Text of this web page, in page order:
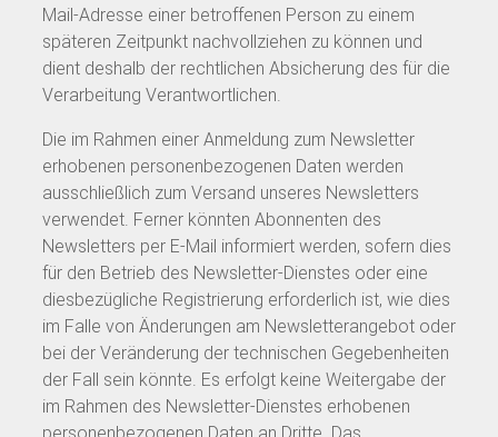
Mail-Adresse einer betroffenen Person zu einem
späteren Zeitpunkt nachvollziehen zu können und
dient deshalb der rechtlichen Absicherung des für die
Verarbeitung Verantwortlichen.
Die im Rahmen einer Anmeldung zum Newsletter
erhobenen personenbezogenen Daten werden
ausschließlich zum Versand unseres Newsletters
verwendet. Ferner könnten Abonnenten des
Newsletters per E-Mail informiert werden, sofern dies
für den Betrieb des Newsletter-Dienstes oder eine
diesbezügliche Registrierung erforderlich ist, wie dies
im Falle von Änderungen am Newsletterangebot oder
bei der Veränderung der technischen Gegebenheiten
der Fall sein könnte. Es erfolgt keine Weitergabe der
im Rahmen des Newsletter-Dienstes erhobenen